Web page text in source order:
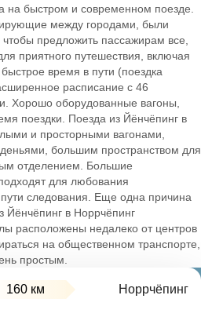
на быстром и современном поезде.
между городами, были
предложить пассажирам все,
приятного путешествия, включая
время в пути (поездка
расписание с 46
Хорошо оборудованные вагоны,
поездки. Поезда из Йёнчёпинг в
и просторными вагонами,
большим пространством для
отделением. Большие
для любования
следования. Еще одна причина
Йёнчёпинг в Норрчёпинг
расположены недалеко от центров
на общественном транспорте,
простым.
160 км Норрчёпинг